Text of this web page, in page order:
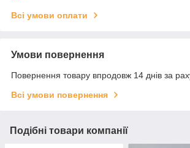
Всі умови оплати
Умови повернення
Повернення товару впродовж 14 днів за
Всі умови повернення
Подібні товари компанії